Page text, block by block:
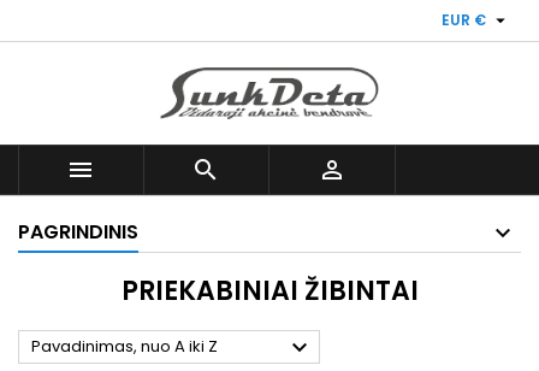
EUR € 
  
PAGRINDINIS
PRIEKABINIAI ŽIBINTAI
Pavadinimas, nuo A iki Z 